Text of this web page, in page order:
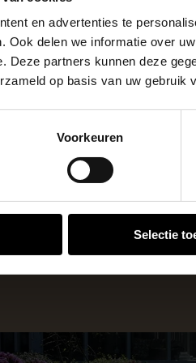
en advertenties te
Ook delen we informatie over
Deze partners kunnen deze
op basis van uw gebruik
Voorkeuren
Selectie
zijn in
zakelijke klanten op
producten van topkwaliteit.
Brug
en inspirerende showtuinen